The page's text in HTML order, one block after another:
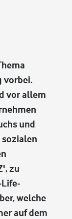
vorbei.
vor allem
und
sozialen
zu
welche
auf dem